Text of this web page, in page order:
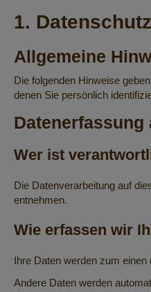
1.
Allgemeine
Die folgenden Hinweise
denen Sie persönlich
Datenerfassung
Wer ist
Die Datenverarbeitung auf
entnehmen.
Wie erfassen wir
Ihre Daten werden zum
Andere Daten werden